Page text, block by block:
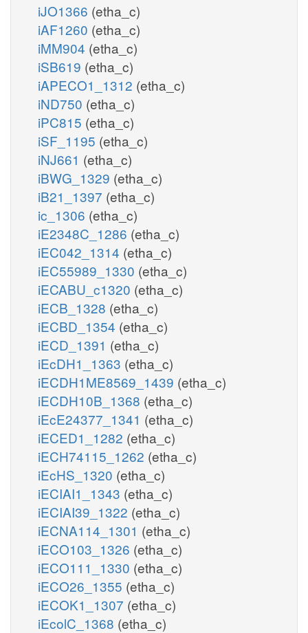
iJO1366 (etha_c)
iAF1260 (etha_c)
iMM904 (etha_c)
iSB619 (etha_c)
iAPECO1_1312 (etha_c)
iND750 (etha_c)
iPC815 (etha_c)
iSF_1195 (etha_c)
iNJ661 (etha_c)
iBWG_1329 (etha_c)
iB21_1397 (etha_c)
ic_1306 (etha_c)
iE2348C_1286 (etha_c)
iEC042_1314 (etha_c)
iEC55989_1330 (etha_c)
iECABU_c1320 (etha_c)
iECB_1328 (etha_c)
iECBD_1354 (etha_c)
iECD_1391 (etha_c)
iEcDH1_1363 (etha_c)
iECDH1ME8569_1439 (etha_c)
iECDH10B_1368 (etha_c)
iEcE24377_1341 (etha_c)
iECED1_1282 (etha_c)
iECH74115_1262 (etha_c)
iEcHS_1320 (etha_c)
iECIAI1_1343 (etha_c)
iECIAI39_1322 (etha_c)
iECNA114_1301 (etha_c)
iECO103_1326 (etha_c)
iECO111_1330 (etha_c)
iECO26_1355 (etha_c)
iECOK1_1307 (etha_c)
iEcolC_1368 (etha_c)